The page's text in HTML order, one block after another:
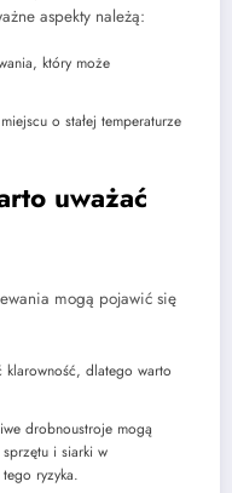
aspekty należą:
który może
o stałej temperaturze
uważać
mogą pojawić się
dlatego warto
drobnoustroje mogą
i siarki w
ryzyka.